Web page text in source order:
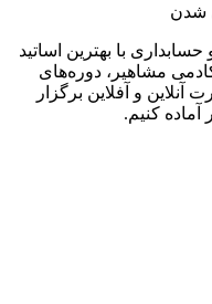
شدن
با بهترین اساتید
مشاهیر، دوره‌های
و آفلاین برگزار
کنیم.